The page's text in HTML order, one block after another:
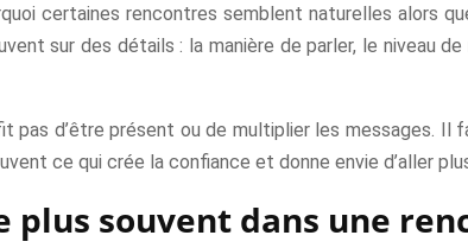
certaines rencontres semblent naturelles alors
sur des détails : la manière de parler, le niveau
pas d’être présent ou de multiplier les messages.
ce qui crée la confiance et donne envie d’aller
plus souvent dans une